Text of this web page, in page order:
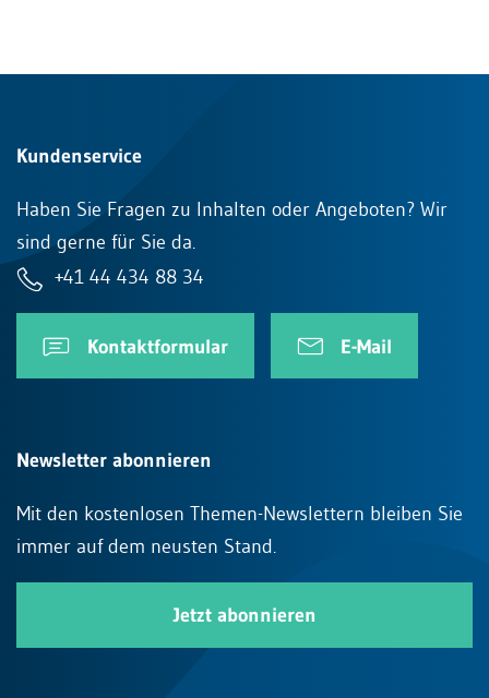
Kundenservice
Haben Sie Fragen zu Inhalten oder Angeboten? Wir
sind gerne für Sie da.
+41 44 434 88 34
Kontaktformular E-Mail
Newsletter abonnieren
Mit den kostenlosen Themen-Newslettern bleiben Sie
immer auf dem neusten Stand.
Jetzt abonnieren